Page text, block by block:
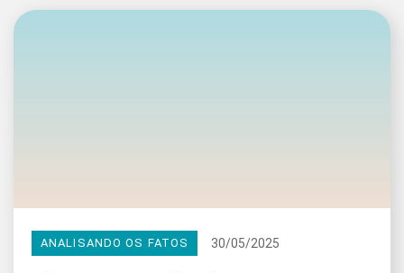
ANALISANDO OS FATOS 30/05/2025